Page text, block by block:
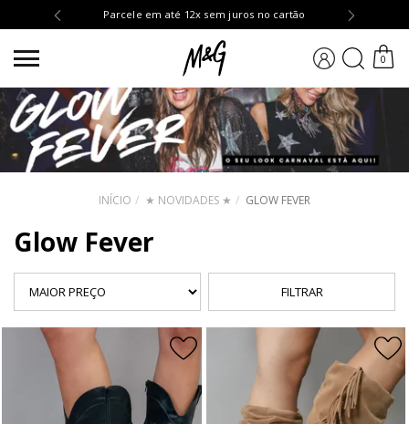
Parcele em até 12x sem juros no cartão
0
INÍCIO ★ NOVIDADES ★ GLOW FEVER
Glow Fever
FILTRAR